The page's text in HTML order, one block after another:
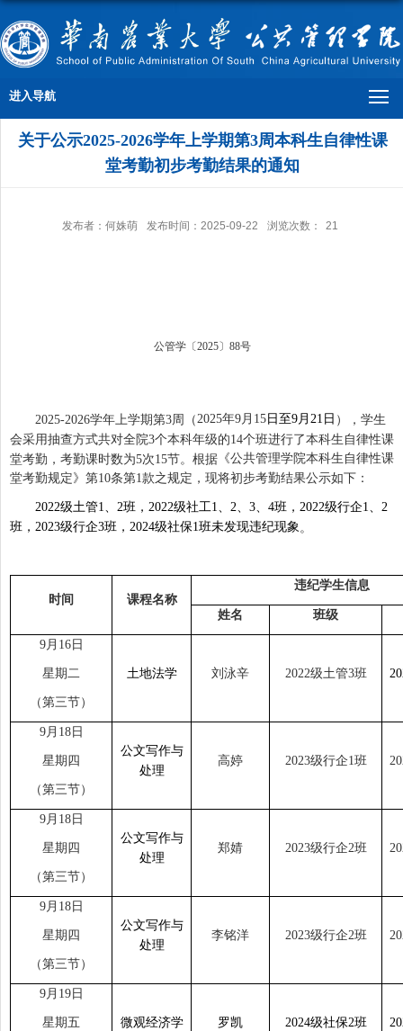
进入导航
关于公示2025-2026学年上学期第3周本科生自律性课
堂考勤初步考勤结果的通知
发布者：何姝萌 发布时间：2025-09-22 浏览次数： 21
公管学〔2025〕 88号
2025-2026学年上学期第3周（2025年9月 15 日至9月 21 日 ），学生
会采用抽查方式共对全院3个本科年级的14个班进行了本科生自律性课
堂考勤，考勤课时数为5次15节。根据 《公共管理学院本科生自律性课
堂考勤规定》第10条第1款之规定，现将初步考勤结果公示如下：
2022级土管1、 2班， 2022级社工1、 2、 3、 4班， 2022级行企1、 2
班， 2023级行企3班， 2024级社保1班未发现违纪现象。
时间 课程名称
违纪学生信息
姓名 班级
9月 16日
星期二
（第三节）
土地法学 刘泳辛 2022级土管3班
9月 18日
星期四
（第三节）
公文写作与
处理
高婷 2023级行企1班
9月 18日
星期四
（第三节）
公文写作与
处理
郑婧 2023级行企2班
9月 18日
星期四
（第三节）
公文写作与
处理
李铭洋 2023级行企2班
9月 19日
星期五 微观经济学 罗凯 2024级社保2班